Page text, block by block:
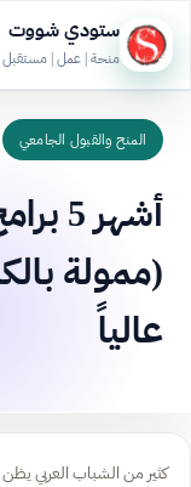
ستودي شووت
منحة | عمل | مستقبل
المنح والقبول الجامعي
(ممولة
عالياً
كثير من الشباب العربي يظن